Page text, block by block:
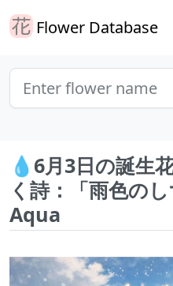
Flower Database
💧6月3日の誕生
く詩：「雨色の
Aqua